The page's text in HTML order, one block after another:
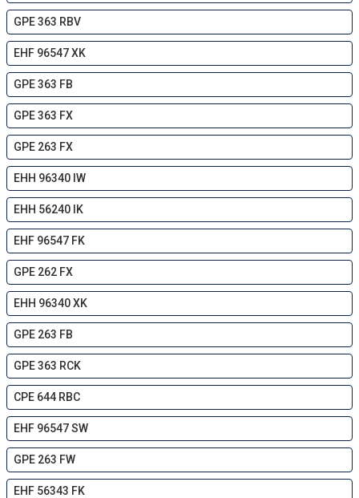
GPE 363 RBV
EHF 96547 XK
GPE 363 FB
GPE 363 FX
GPE 263 FX
EHH 96340 IW
EHH 56240 IK
EHF 96547 FK
GPE 262 FX
EHH 96340 XK
GPE 263 FB
GPE 363 RCK
CPE 644 RBC
EHF 96547 SW
GPE 263 FW
EHF 56343 FK